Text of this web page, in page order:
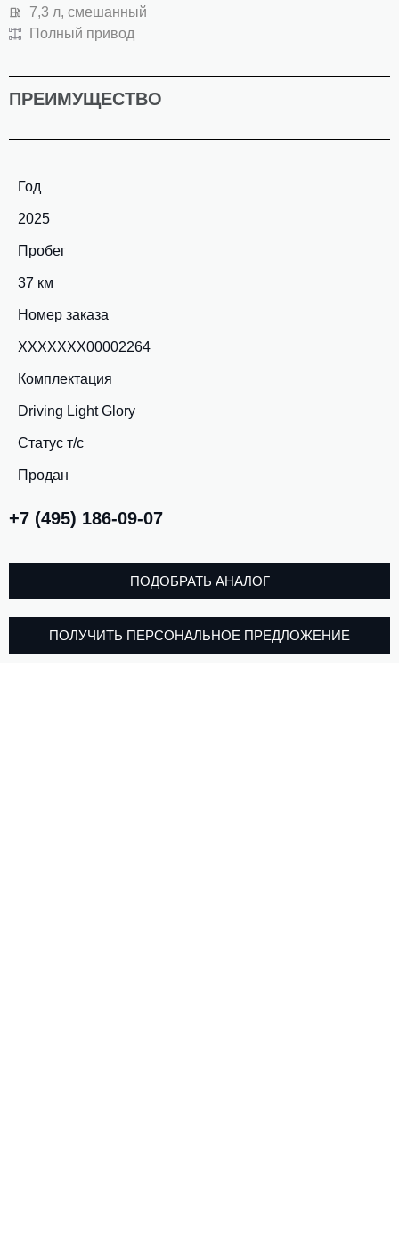
7,3 л, смешанный
Полный привод
ПРЕИМУЩЕСТВО
Год
2025
Пробег
37 км
Номер заказа
ХХХХХХХ00002264
Комплектация
Driving Light Glory
Статус т/с
Продан
+7 (495) 186-09-07
ПОДОБРАТЬ АНАЛОГ
ПОЛУЧИТЬ ПЕРСОНАЛЬНОЕ ПРЕДЛОЖЕНИЕ